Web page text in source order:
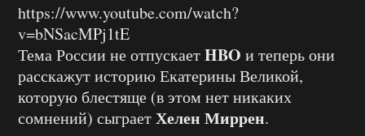
https://www.youtube.com/watch?
v=bNSacMPj1tE
Тема России не отпускаетHBO и теперь они
расскажут историю Екатерины Великой,
которую блестяще (в этом нет никаких
сомнений) сыграетХелен Миррен.